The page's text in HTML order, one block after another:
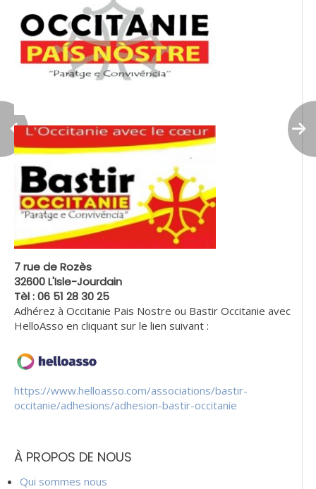
7 rue de Rozès
32600 L'Isle-Jourdain
Tèl : 06 51 28 30 25
Adhérez à Occitanie Pais Nostre ou Bastir Occitanie avec
HelloAsso en cliquant sur le lien suivant :
https://www.helloasso.com/associations/bastir-
occitanie/adhesions/adhesion-bastir-occitanie
À PROPOS DE NOUS
Qui sommes nous